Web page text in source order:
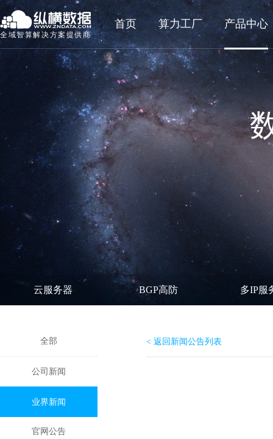
全域智算解决方案提供商
首页 算力工厂 产品中心
云服务器 BGP高防 多IP服
全部
公司新闻
业界新闻
官网公告
< 返回新闻公告列表